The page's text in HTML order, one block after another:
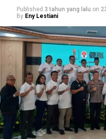
Published 3 tahun yang lalu on
By Eny Lestiani